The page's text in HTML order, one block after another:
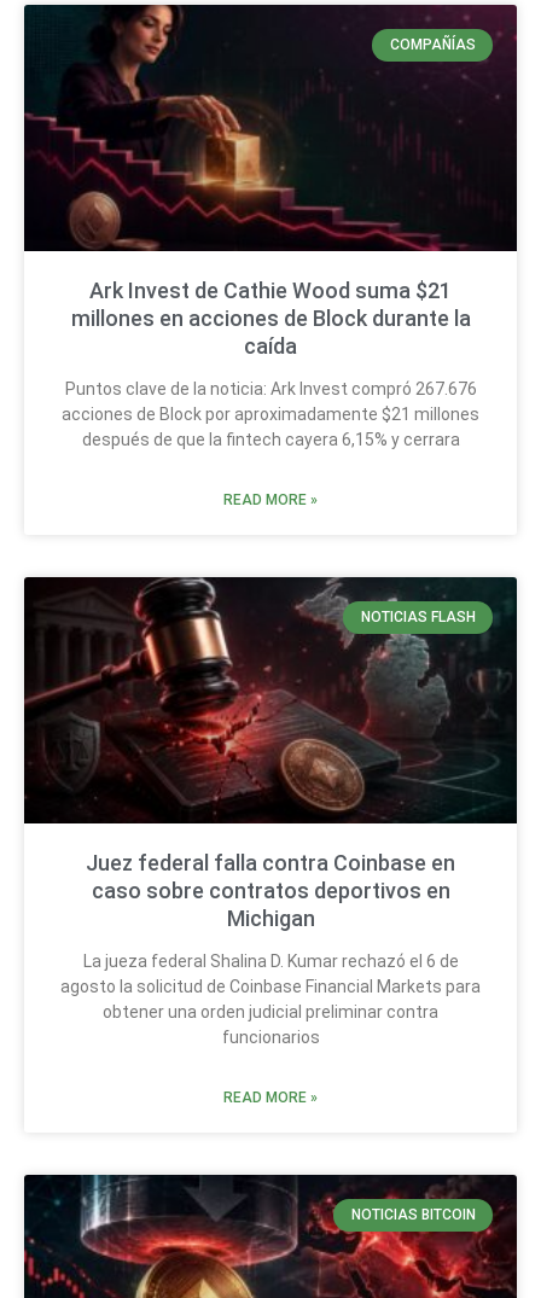
COMPAÑÍAS
Ark Invest de Cathie Wood suma $21
millones en acciones de Block durante la
caída
Puntos clave de la noticia: Ark Invest compró 267.676
acciones de Block por aproximadamente $21 millones
después de que la fintech cayera 6,15% y cerrara
READ MORE »
NOTICIAS FLASH
Juez federal falla contra Coinbase en
caso sobre contratos deportivos en
Michigan
La jueza federal Shalina D. Kumar rechazó el 6 de
agosto la solicitud de Coinbase Financial Markets para
obtener una orden judicial preliminar contra
funcionarios
READ MORE »
NOTICIAS BITCOIN